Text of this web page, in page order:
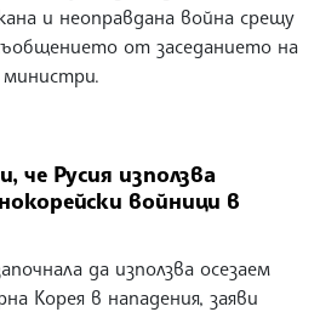
и неоправдана война срещу
от заседанието на
че Русия използва
войници в
да използва осезаем
Корея в нападения, заяви